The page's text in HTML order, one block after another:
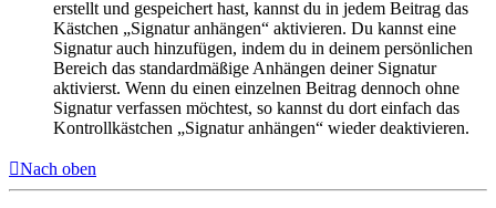
erstellt und gespeichert hast, kannst du in jedem Beitrag das
Kästchen „Signatur anhängen“ aktivieren. Du kannst eine
Signatur auch hinzufügen, indem du in deinem persönlichen
Bereich das standardmäßige Anhängen deiner Signatur
aktivierst. Wenn du einen einzelnen Beitrag dennoch ohne
Signatur verfassen möchtest, so kannst du dort einfach das
Kontrollkästchen „Signatur anhängen“ wieder deaktivieren.
Nach oben